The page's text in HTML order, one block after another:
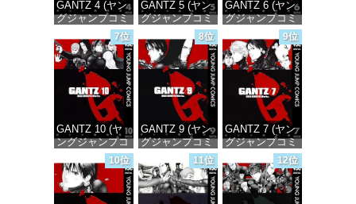
GANTZ 4 (ヤン
グジャンプコミ
ックスDIGITAL)
価格：¥100
GANTZ 5 (ヤン
グジャンプコミ
ックスDIGITAL)
価格：¥100
GANTZ 6 (ヤン
グジャンプコミ
ックスDIGITAL)
価格：¥100
7位
GANTZ 10 (ヤ
ングジャンプコ
DIGITAL)
価格：¥100
8位
GANTZ 9 (ヤン
グジャンプコミ
ックスDIGITAL)
価格：¥100
9位
GANTZ 7 (ヤン
グジャンプコミ
ックスDIGITAL)
価格：¥100
10位 11位 12位